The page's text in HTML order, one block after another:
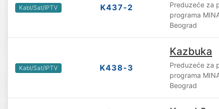
Kabl/Sat/IPTV K437-2
Preduzeće za
programa
Beograd
Kabl/Sat/IPTV K438-3
Kazbuka
Preduzeće za
programa
Beograd